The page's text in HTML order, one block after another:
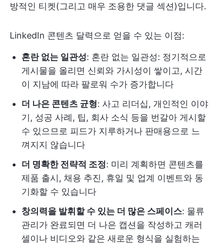
방적인 티켓(그리고 매우 조용한 댓글 섹션)입니다.
LinkedIn 콘텐츠 달력으로 얻을 수 있는 이점:
혼란 없는 일관성: 혼란 없는 일관성: 정기적으로
게시물을 올리면 신뢰와 가시성이 쌓이고, 시간
이 지남에 따라 팔로워 수가 증가합니다
더 나은 콘텐츠 균형: 사고 리더십, 개인적인 이야
기, 성공 사례, 팁, 회사 소식 등을 번갈아 게시할
수 있으므로 피드가 지루하거나 판매용으로 느
껴지지 않습니다
더 명확한 전략적 조정: 미리 계획하면 콘텐츠를
제품 출시, 채용 추진, 휴일 및 업계 이벤트와 동
기화할 수 있습니다
창의력을 발휘할 수 있는 더 많은 스페이스: 물류
관리가 완료되면 더 나은 캡션을 작성하고 캐러
셀이나 비디오와 같은 새로운 형식을 실험하는